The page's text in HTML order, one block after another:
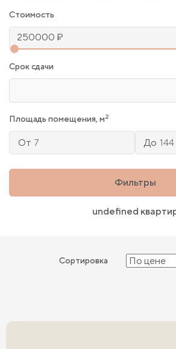
Стоимость
Срок сдачи
Площадь помещения, м2
От До
Фильтры
undefined
Сортировка